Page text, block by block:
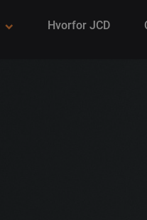
Hvorfor JCD